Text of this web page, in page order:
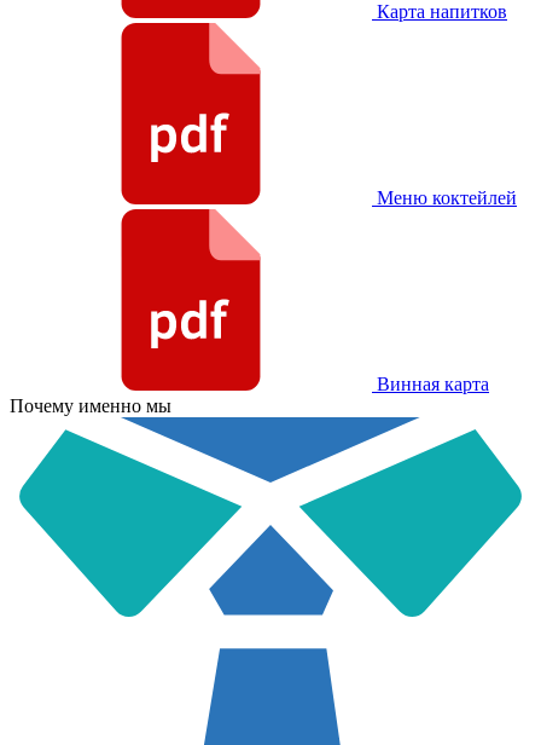
Карта напитков
Меню коктейлей
Винная карта
Почему именно мы